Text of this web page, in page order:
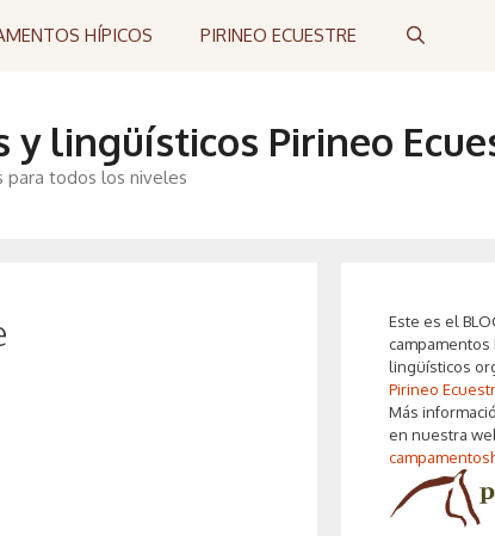
HÍPICOS PIRINEO ECUESTRE
y lingüísticos Pirineo
para todos los niveles
Este es el
campamentos
lingüísticos
Pirineo
Más
en nuestra